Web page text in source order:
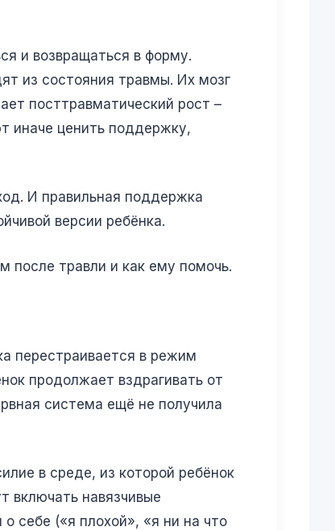
и возвращаться в форму.
из состояния травмы. Их мозг
посттравматический рост –
иначе ценить поддержку,
И правильная поддержка
версии ребёнка.
после травли и как ему помочь.
перестраивается в режим
продолжает вздрагивать от
система ещё не получила
в среде, из которой ребёнок
включать навязчивые
себе («я плохой», «я ни на что